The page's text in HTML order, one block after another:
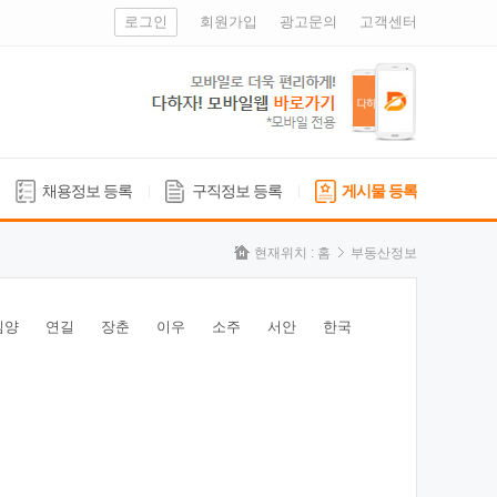
로그인 회원가입 광고문의 고객센터
채용정보 등록 구직정보 등록 게시물 등록
현재위치 : 홈 부동산정보
양 연길 장춘 이우 소주 서안 한국